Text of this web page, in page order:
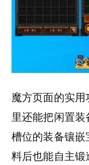
魔方页面的实
里还能把闲置
槽位的装备镶
料后也能自主